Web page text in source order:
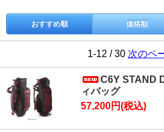
おすすめ順 価格順
1-12 / 30 次のペ
C6Y STAND
ィバッグ
57,200円(税込)